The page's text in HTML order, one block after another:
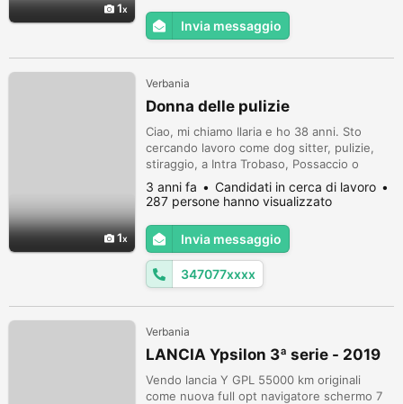
1
Invia messaggio
1
Verbania
Donna delle pulizie
Ciao, mi chiamo Ilaria e ho 38 anni. Sto
cercando lavoro come dog sitter, pulizie,
stiraggio, a Intra Trobaso, Possaccio o
Renco. Sono una persona seria, affidabile e
vaccinata. NO PERDITEMPO
3 anni fa
Candidati in cerca di lavoro
287 persone hanno visualizzato
Invia messaggio
347077xxxx
Verbania
LANCIA Ypsilon 3ª serie - 2019
Vendo lancia Y GPL 55000 km originali
come nuova full opt navigatore schermo 7